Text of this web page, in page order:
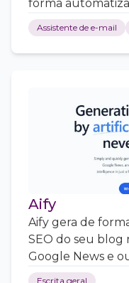
forma
Assistente de e-mail
Aify
Aify gera de
SEO do seu blog
Google News e
Escrita geral